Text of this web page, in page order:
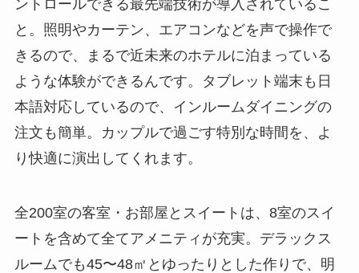
ントロールできる最先端技術が導入されているこ
と。照明やカーテン、エアコンなどを声で操作で
きるので、まるで近未来のホテルに泊まっている
ような体験ができるんです。タブレット端末も日
本語対応しているので、インルームダイニングの
注文も簡単。カップルで過ごす特別な時間を、よ
り快適に演出してくれます。
全200室の客室・お部屋とスイートは、8室のスイ
ートを含めて全てアメニティが充実。デラックス
ルームでも45〜48㎡とゆったりとした作りで、明